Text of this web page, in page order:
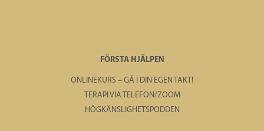
FÖRSTA HJÄLPEN
ONLINEKURS – GÅ I DIN EGEN TAKT!
TERAPI VIA TELEFON/ZOOM
HÖGKÄNSLIGHETSPODDEN